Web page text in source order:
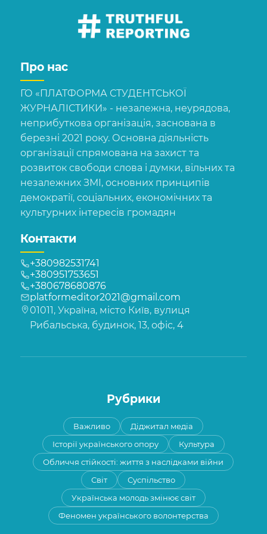
Про нас
ГО «ПЛАТФОРМА СТУДЕНТСЬКОЇ
ЖУРНАЛІСТИКИ» - незалежна, неурядова,
неприбуткова організація, заснована в
березні 2021 року. Основна діяльність
організації спрямована на захист та
розвиток свободи слова і думки, вільних та
незалежних ЗМІ, основних принципів
демократії, соціальних, економічних та
культурних інтересів громадян
Контакти
+380982531741
+380951753651
+380678680876
platformeditor2021@gmail.com
01011, Україна, місто Київ, вулиця
Рибальська, будинок, 13, офіс, 4
Рубрики
Важливо
Діджитал медіа
Історії українського опору
Культура
Обличчя стійкості: життя з наслідками війни
Світ
Суспільство
Українська молодь змінює світ
Феномен українського волонтерства